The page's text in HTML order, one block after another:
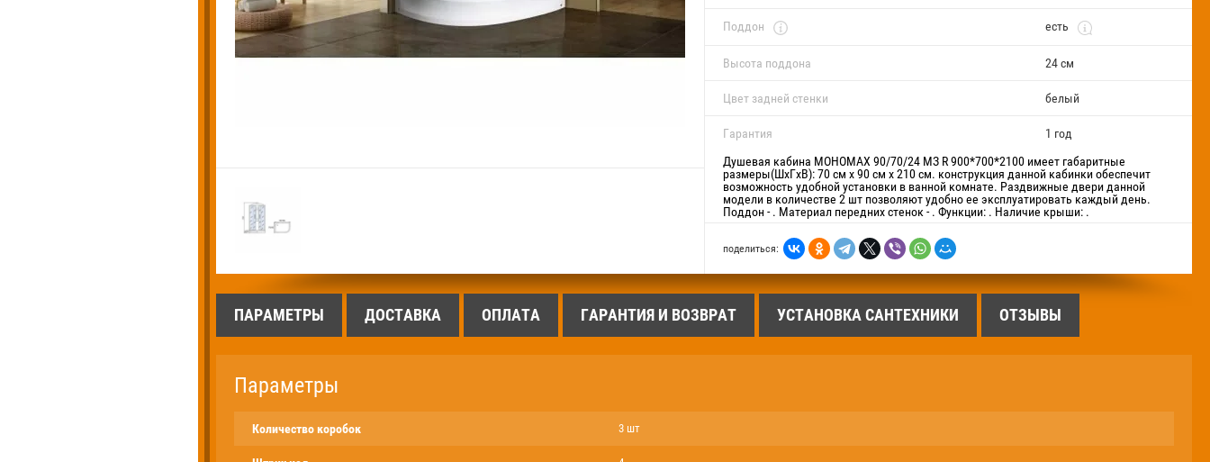
Поддон есть
Высота поддона 24 см
Цвет задней стенки белый
Гарантия
1 год
Душевая кабина МОНОМАХ 90/70/24 МЗ R 900*700*2100 имеет габаритные
размеры(ШхГхВ): 70 см х 90 см х 210 см. конструкция данной кабинки обеспечит
возможность удобной установки в ванной комнате. Раздвижные двери данной
модели в количестве 2 шт позволяют удобно ее эксплуатировать каждый день.
Поддон - . Материал передних стенок - . Функции: . Наличие крыши: .
поделиться:
ПАРАМЕТРЫ ДОСТАВКА ОПЛАТА ГАРАНТИЯ И ВОЗВРАТ УСТАНОВКА САНТЕХНИКИ ОТЗЫВЫ
Параметры
Количество коробок 3 шт